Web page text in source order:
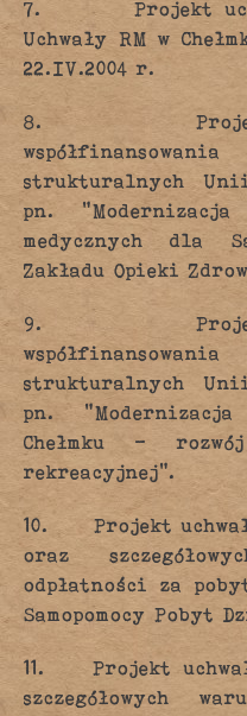
7. Projekt
Uchwały RM w
22.IV.2004 r.
8. Projekt
strukturalnych
pn.
medycznych dla
Zakładu Opieki
9. Projekt
strukturalnych
pn.
Chełmku –
rekreacyjnej”.
10. Projekt
oraz
odpłatności za
Samopomocy Pobyt
11. Projekt
szczegółowych